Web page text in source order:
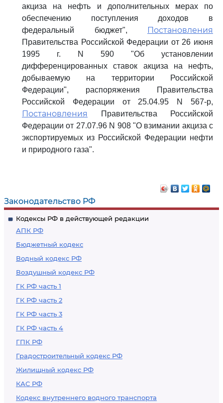
Законодательство РФ
Кодексы РФ в действующей редакции
АПК РФ
Бюджетный кодекс
Водный кодекс РФ
Воздушный кодекс РФ
ГК РФ часть 1
ГК РФ часть 2
ГК РФ часть 3
ГК РФ часть 4
ГПК РФ
Градостроительный кодекс РФ
Жилищный кодекс РФ
КАС РФ
Кодекс внутреннего водного транспорта
акциза на нефть и дополнительных мерах по
обеспечению поступления доходов в
федеральный бюджет",
Постановления
Правительства Российской Федерации от 26 июня
1995 г. N 590 "Об установлении
дифференцированных ставок акциза на нефть,
добываемую на территории Российской
Федерации", распоряжения Правительства
Российской Федерации от 25.04.95 N 567-р,
Постановления
Правительства Российской
Федерации от 27.07.96 N 908 "О взимании акциза с
экспортируемых из Российской Федерации нефти
и природного газа".